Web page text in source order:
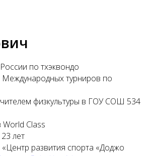
по тхэквондо
турниров по
физкультуры в ГОУ СОШ 534
Class
лет
развития спорта «Доджо